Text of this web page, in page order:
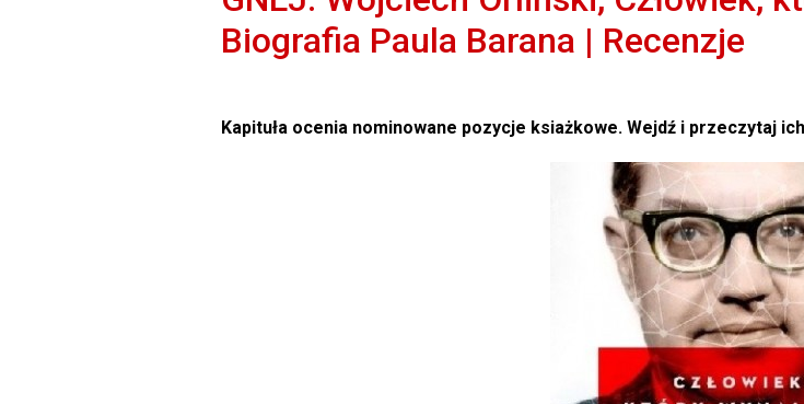
Biografia Paula Barana | Recenzje
Kapituła ocenia nominowane pozycje ksiażkowe. Wejdź i przeczytaj